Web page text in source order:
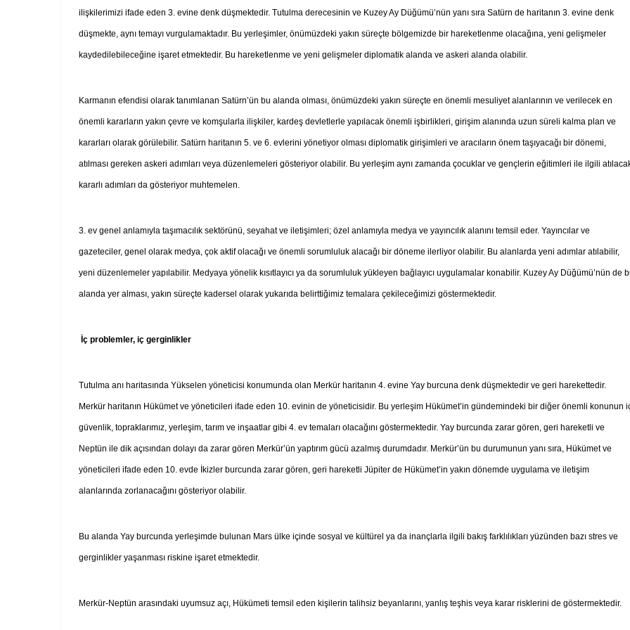
ilişkilerimizi ifade eden 3. evine denk düşmektedir. Tutulma derecesinin ve Kuzey Ay Düğümü’nün yanı sıra Satürn de haritanın 3. evine denk
düşmekte, aynı temayı vurgulamaktadır. Bu yerleşimler, önümüzdeki yakın süreçte bölgemizde bir hareketlenme olacağına, yeni gelişmeler
kaydedilebileceğine işaret etmektedir. Bu hareketlenme ve yeni gelişmeler diplomatik alanda ve askeri alanda olabilir.
Karmanın efendisi olarak tanımlanan Satürn’ün bu alanda olması, önümüzdeki yakın süreçte en önemli mesuliyet alanlarının ve verilecek en
önemli kararların yakın çevre ve komşularla ilişkiler, kardeş devletlerle yapılacak önemli işbirlikleri, girişim alanında uzun süreli kalma plan ve
kararları olarak görülebilir. Satürn haritanın 5. ve 6. evlerini yönetiyor olması diplomatik girişimleri ve aracıların önem taşıyacağı bir dönemi,
atılması gereken askeri adımları veya düzenlemeleri gösteriyor olabilir. Bu yerleşim aynı zamanda çocuklar ve gençlerin eğitimleri ile ilgili
kararlı adımları da gösteriyor muhtemelen.
3. ev genel anlamıyla taşımacılık sektörünü, seyahat ve iletişimleri; özel anlamıyla medya ve yayıncılık alanını temsil eder. Yayıncılar ve
gazeteciler, genel olarak medya, çok aktif olacağı ve önemli sorumluluk alacağı bir döneme ilerliyor olabilir. Bu alanlarda yeni adımlar atılabilir,
yeni düzenlemeler yapılabilir. Medyaya yönelik kısıtlayıcı ya da sorumluluk yükleyen bağlayıcı uygulamalar konabilir. Kuzey Ay Düğümü’nün de
alanda yer alması, yakın süreçte kadersel olarak yukarıda belirttiğimiz temalara çekileceğimizi göstermektedir.
İç problemler, iç gerginlikler
Tutulma anı haritasında Yükselen yöneticisi konumunda olan Merkür haritanın 4. evine Yay burcuna denk düşmektedir ve geri harekettedir.
Merkür haritanın Hükümet ve yöneticileri ifade eden 10. evinin de yöneticisidir. Bu yerleşim Hükümet’in gündemindeki bir diğer önemli konunun
güvenlik, topraklarımız, yerleşim, tarım ve inşaatlar gibi 4. ev temaları olacağını göstermektedir. Yay burcunda zarar gören, geri hareketli ve
Neptün ile dik açısından dolayı da zarar gören Merkür’ün yaptırım gücü azalmış durumdadır. Merkür’ün bu durumunun yanı sıra, Hükümet ve
yöneticileri ifade eden 10. evde İkizler burcunda zarar gören, geri hareketli Jüpiter de Hükümet’in yakın dönemde uygulama ve iletişim
alanlarında zorlanacağını gösteriyor olabilir.
Bu alanda Yay burcunda yerleşimde bulunan Mars ülke içinde sosyal ve kültürel ya da inançlarla ilgili bakış farklılıkları yüzünden bazı stres ve
gerginlikler yaşanması riskine işaret etmektedir.
Merkür-Neptün arasındaki uyumsuz açı, Hükümeti temsil eden kişilerin talihsiz beyanlarını, yanlış teşhis veya karar risklerini de göstermektedir.